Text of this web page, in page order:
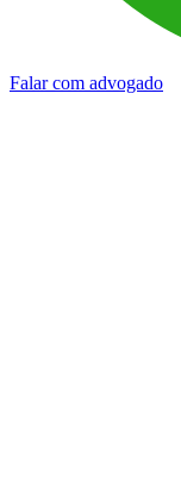
Falar com advogado